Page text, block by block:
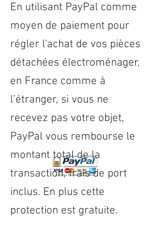
En utilisant PayPal comme
moyen de paiement pour
régler l'achat de vos pièces
détachées électroménager,
en France comme à
l’étranger, si vous ne
recevez pas votre objet,
PayPal vous rembourse le
montant total de la
transaction, frais de port
inclus. En plus cette
protection est gratuite.